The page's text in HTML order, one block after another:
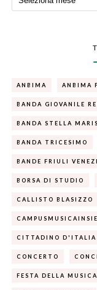
ANBIMA ANBIMA
BANDA GIOVANILE
BANDA STELLA
BANDA TRICESIMO
BANDE FRIULI
BORSA DI STUDIO
CALLISTO BLASIZZO
CITTADINO D'ITALIA
CONCERTO
FESTA DELLA MUSICA